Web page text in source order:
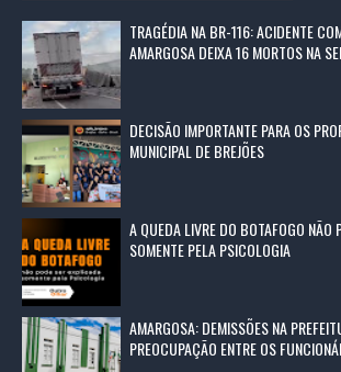
TRAGÉDIA NA BR-116: ACIDENTE
AMARGOSA DEIXA 16 MORTOS NA
DECISÃO IMPORTANTE PARA OS
MUNICIPAL DE BREJÕES
A QUEDA LIVRE DO BOTAFOGO NÃO
SOMENTE PELA PSICOLOGIA
AMARGOSA: DEMISSÕES NA
PREOCUPAÇÃO ENTRE OS